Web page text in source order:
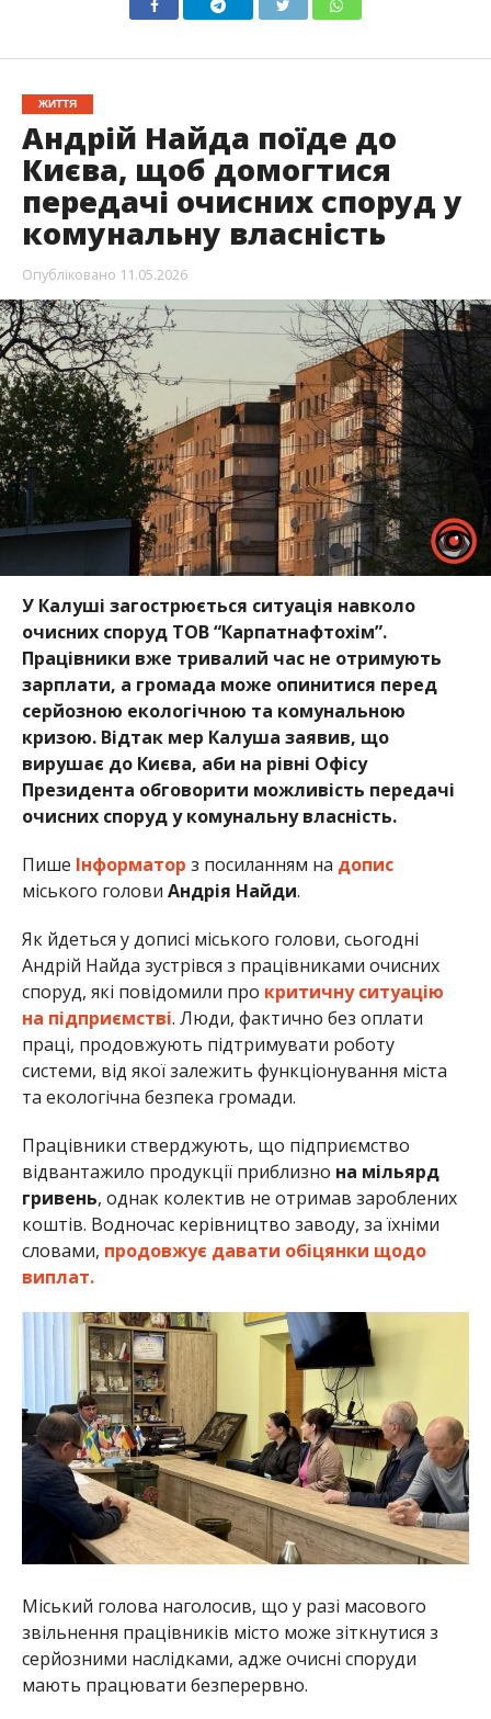
ЖИТТЯ
Андрій Найда поїде до
Києва, щоб домогтися
передачі очисних споруд у
комунальну власність
Опубліковано 11.05.2026
У Калуші загострюється ситуація навколо
очисних споруд ТОВ “Карпатнафтохім”.
Працівники вже тривалий час не отримують
зарплати, а громада може опинитися перед
серйозною екологічною та комунальною
кризою. Відтак мер Калуша заявив, що
вирушає до Києва, аби на рівні Офісу
Президента обговорити можливість передачі
очисних споруд у комунальну власність.
Пише Інформатор з посиланням на допис
міського голови Андрія Найди.
Як йдеться у дописі міського голови, сьогодні
Андрій Найда зустрівся з працівниками очисних
споруд, які повідомили про критичну ситуацію
на підприємстві. Люди, фактично без оплати
праці, продовжують підтримувати роботу
системи, від якої залежить функціонування міста
та екологічна безпека громади.
Працівники стверджують, що підприємство
відвантажило продукції приблизно на мільярд
гривень, однак колектив не отримав зароблених
коштів. Водночас керівництво заводу, за їхніми
словами, продовжує давати обіцянки щодо
виплат.
Міський голова наголосив, що у разі масового
звільнення працівників місто може зіткнутися з
серйозними наслідками, адже очисні споруди
мають працювати безперервно.